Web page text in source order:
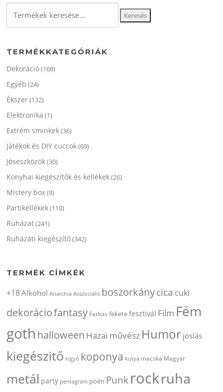
következőre:
Keresés
TERMÉKKATEGÓRIÁK
Dekoráció(168)
Egyéb (24)
Ékszer(132)
Elektronika (1)
Extrém sminkek(36)
Játékok és DIY cuccok(69)
Jóseszközök(30)
Konyhai kiegészítők és kellékek(26)
Mistery box(9)
Partikellékek(110)
Ruházat(241)
Ruházati kiegészítő(342)
TERMÉK CÍMKÉK
+18Alkohol Anarchia Asszociális boszorkánycica cuki
dekoráciofantasy Farkas feketefesztivál Film Fém
goth halloween Hazai művész Humor jóslás
kiegészitő kigyó koponya kutya macska Magyar
metál party pentagram poén Punkrockruha